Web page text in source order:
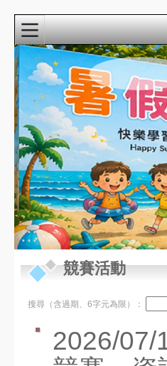
:::
校園精彩影音
近期行事曆
22
新生家長座談會
(9:00-10:30)@3F視
27
教學準備日(各委員
第2次返校日(11：
30放學)
:::
競賽活動
搜尋（含過期、6字元為限）：
2026/07/